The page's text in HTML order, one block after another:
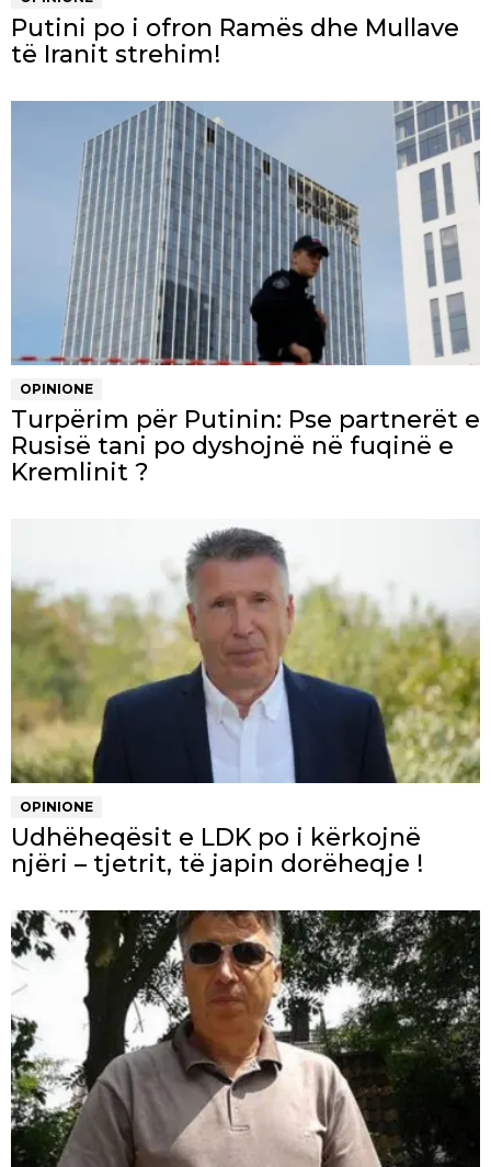
Putini po i ofron Ramës dhe Mullave
të Iranit strehim!
OPINIONE
Turpërim për Putinin: Pse partnerët e
Rusisë tani po dyshojnë në fuqinë e
Kremlinit ?
OPINIONE
Udhëheqësit e LDK po i kërkojnë
njëri – tjetrit, të japin dorëheqje !